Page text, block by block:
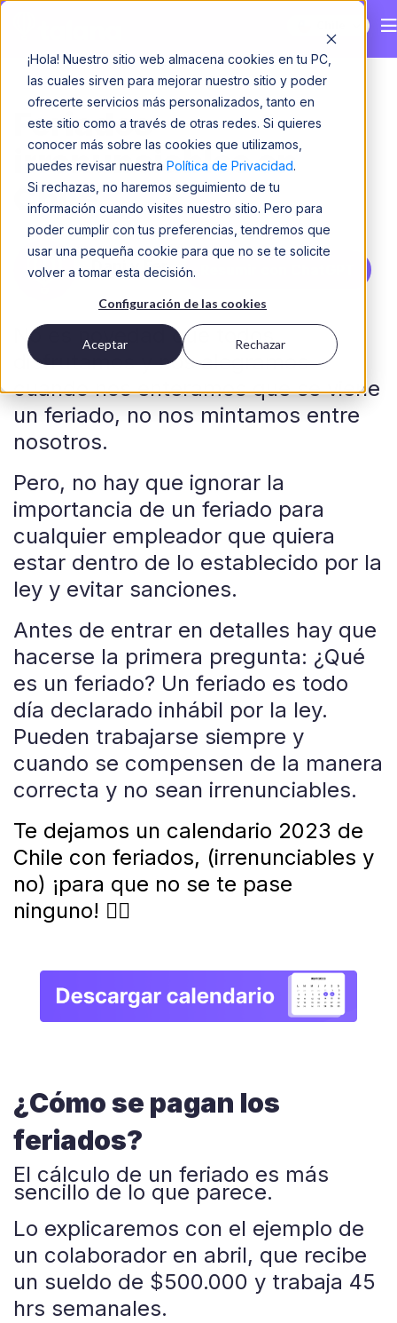
¡Hola! Nuestro sitio web almacena cookies en tu PC,
las cuales sirven para mejorar nuestro sitio y poder
ofrecerte servicios más personalizados, tanto en
este sitio como a través de otras redes. Si quieres
conocer más sobre las cookies que utilizamos,
puedes revisar nuestra Política de Privacidad.
Si rechazas, no haremos seguimiento de tu
información cuando visites nuestro sitio. Pero para
poder cumplir con tus preferencias, tendremos que
usar una pequeña cookie para que no se te solicite
volver a tomar esta decisión.
Configuración de las cookies
Aceptar Rechazar
Feriados
irrenunciables en
Chile
Dani y Fer
No es novedad que todos
disfrutamos y nos alegramos
cuando nos enteramos que se viene
un feriado, no nos mintamos entre
nosotros.
Pero, no hay que ignorar la
importancia de un feriado para
cualquier empleador que quiera
estar dentro de lo establecido por la
ley y evitar sanciones.
Antes de entrar en detalles hay que
hacerse la primera pregunta: ¿Qué
es un feriado? Un feriado es todo
día declarado inhábil por la ley.
Pueden trabajarse siempre y
cuando se compensen de la manera
correcta y no sean irrenunciables.
Te dejamos un calendario 2023 de
Chile con feriados, (irrenunciables y
no) ¡para que no se te pase
ninguno! 👇🏼
¿Cómo se pagan los
feriados?
El cálculo de un feriado es más
sencillo de lo que parece.
Lo explicaremos con el ejemplo de
un colaborador en abril, que recibe
un sueldo de $500.000 y trabaja 45
hrs semanales.